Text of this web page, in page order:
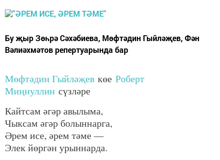
Бу җыр Зөһрә Сәхәбиева, Мөфтәдин Гыйләҗев, Фән
Вәлиәхмәтов репертуарында бар
Мөфтәдин Гыйләҗев көе Роберт
Миңнуллин сүзләре
Кайтсам әгәр авылыма,
Чыксам әгәр болыннарга,
Әрем исе, әрем тәме —
Элек йөргән урыннарда.